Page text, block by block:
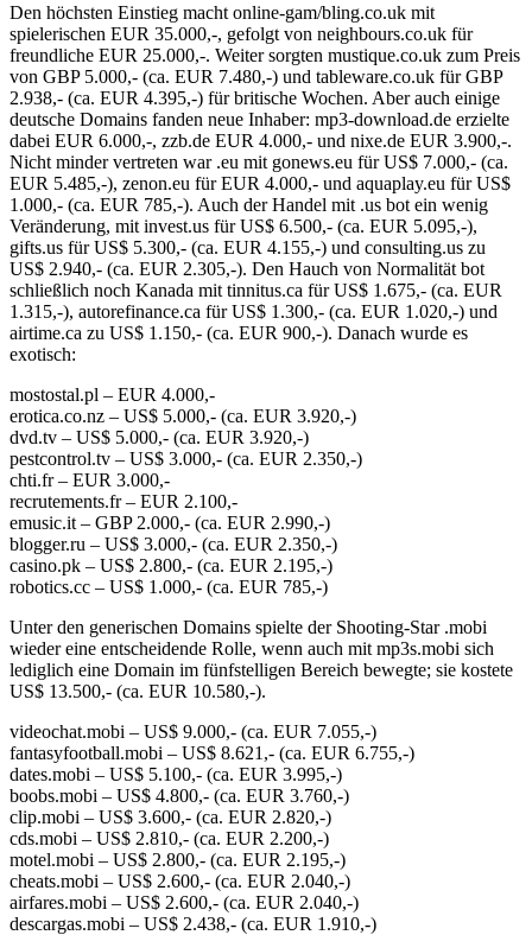
Den höchsten Einstieg macht online-gam/bling.co.uk mit
spielerischen EUR 35.000,-, gefolgt von neighbours.co.uk für
freundliche EUR 25.000,-. Weiter sorgten mustique.co.uk zum Preis
von GBP 5.000,- (ca. EUR 7.480,-) und tableware.co.uk für GBP
2.938,- (ca. EUR 4.395,-) für britische Wochen. Aber auch einige
deutsche Domains fanden neue Inhaber: mp3-download.de erzielte
dabei EUR 6.000,-, zzb.de EUR 4.000,- und nixe.de EUR 3.900,-.
Nicht minder vertreten war .eu mit gonews.eu für US$ 7.000,- (ca.
EUR 5.485,-), zenon.eu für EUR 4.000,- und aquaplay.eu für US$
1.000,- (ca. EUR 785,-). Auch der Handel mit .us bot ein wenig
Veränderung, mit invest.us für US$ 6.500,- (ca. EUR 5.095,-),
gifts.us für US$ 5.300,- (ca. EUR 4.155,-) und consulting.us zu
US$ 2.940,- (ca. EUR 2.305,-). Den Hauch von Normalität bot
schließlich noch Kanada mit tinnitus.ca für US$ 1.675,- (ca. EUR
1.315,-), autorefinance.ca für US$ 1.300,- (ca. EUR 1.020,-) und
airtime.ca zu US$ 1.150,- (ca. EUR 900,-). Danach wurde es
exotisch:
mostostal.pl – EUR 4.000,-
erotica.co.nz – US$ 5.000,- (ca. EUR 3.920,-)
dvd.tv – US$ 5.000,- (ca. EUR 3.920,-)
pestcontrol.tv – US$ 3.000,- (ca. EUR 2.350,-)
chti.fr – EUR 3.000,-
recrutements.fr – EUR 2.100,-
emusic.it – GBP 2.000,- (ca. EUR 2.990,-)
blogger.ru – US$ 3.000,- (ca. EUR 2.350,-)
casino.pk – US$ 2.800,- (ca. EUR 2.195,-)
robotics.cc – US$ 1.000,- (ca. EUR 785,-)
Unter den generischen Domains spielte der Shooting-Star .mobi
wieder eine entscheidende Rolle, wenn auch mit mp3s.mobi sich
lediglich eine Domain im fünfstelligen Bereich bewegte; sie kostete
US$ 13.500,- (ca. EUR 10.580,-).
videochat.mobi – US$ 9.000,- (ca. EUR 7.055,-)
fantasyfootball.mobi – US$ 8.621,- (ca. EUR 6.755,-)
dates.mobi – US$ 5.100,- (ca. EUR 3.995,-)
boobs.mobi – US$ 4.800,- (ca. EUR 3.760,-)
clip.mobi – US$ 3.600,- (ca. EUR 2.820,-)
cds.mobi – US$ 2.810,- (ca. EUR 2.200,-)
motel.mobi – US$ 2.800,- (ca. EUR 2.195,-)
cheats.mobi – US$ 2.600,- (ca. EUR 2.040,-)
airfares.mobi – US$ 2.600,- (ca. EUR 2.040,-)
descargas.mobi – US$ 2.438,- (ca. EUR 1.910,-)